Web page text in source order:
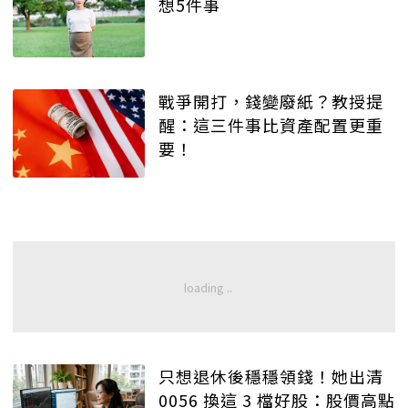
想5件事
戰爭開打，錢變廢紙？教授提
醒：這三件事比資產配置更重
要！
只想退休後穩穩領錢！她出清
0056 換這 3 檔好股：股價高點